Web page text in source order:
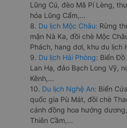
Lũng Cú, đèo Mã Pí Lèng,
hóa Lũng Cẩm,...
8. Du lịch Mộc Châu: Rừng
mận Nà Ka, đồi chè Mộc
Phách, hang dơi, khu du lịch
9. Du lịch Hải Phòng: Biển Đồ
Lan Hạ, đảo Bạch Long Vỹ,
Kênh,...
10. Du lịch Nghệ An: Biển
quốc gia Pù Mát, đồi chè
cánh đồng hoa hướng
Thiên Cầm,...